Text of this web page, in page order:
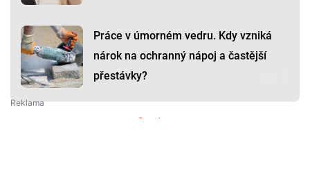
Práce v úmorném vedru. Kdy vzniká
nárok na ochranný nápoj a častější
přestávky?
Premium